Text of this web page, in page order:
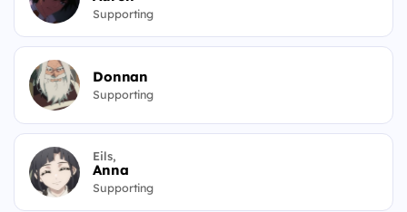
Supporting
Donnan
Supporting
Eils,
Anna
Supporting